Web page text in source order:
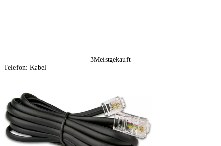
3Meistgekauft
Telefon: Kabel